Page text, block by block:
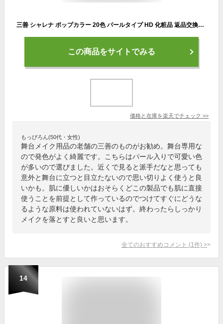
三善 シャレナ ポップカラー 20色 パールタイプ HD 化粧品 返品交換不可
この商品をサイトでみる
価格と在庫を楽天でチェック >>
もっぴろん(50代・女性)
舞台メイク用品の老舗の三善のものがお勧め。舞台専用な
ので発色がよく綺麗です。こちらはパール入りで可愛い色
が多いので選びました。近くで見ると派手だなと思っても
意外と舞台に立つと目立たないので思い切りよく使うと良
いかも。肌に優しいかはおそらくどこの製品でも肌に直接
使うことを前提として作っているのでつけてすぐにどうな
るような原料は使われていないはず。終わったらしっかり
メイクを落とすと良いと思います。
全てのおすすめコメント (1 件) >
14